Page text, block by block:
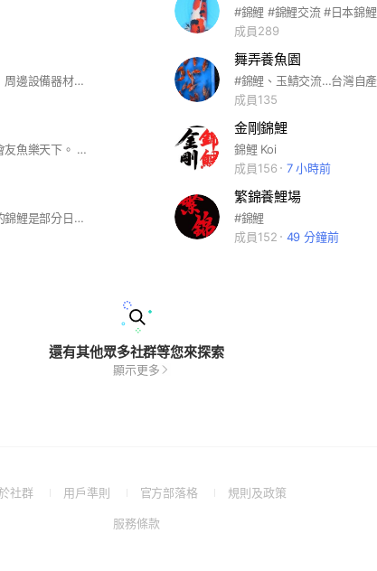
#錦鯉 #錦鯉交流 #日本錦鯉
成員289
各式錦鯉買賣｜專業過濾｜周邊設備器材｜魚池設計
舞弄養魚園
成員135
霹靂錦鯉名揚四海，以魚會友魚樂天下。 #錦鯉#水族
金剛錦鯉
錦鯉 Koi
成員156
7 小時前
二代目是指本交流區展售的錦鯉是部分日本進口第一代優質種魚在台灣生產的第二代仔魚，從平價到頂級皆可分享～ 種魚：阪井、大日、丸博、廣井…等，及購自其他友場或愛好家提供
繁錦養鯉場
#錦鯉
成員152
49 分鐘前
還有其他眾多社群等您來探索
顯示更多
社群
(Open用戶準則
(Open
a
官方部落格
(Open規則及政策(Open
服務條款(Open